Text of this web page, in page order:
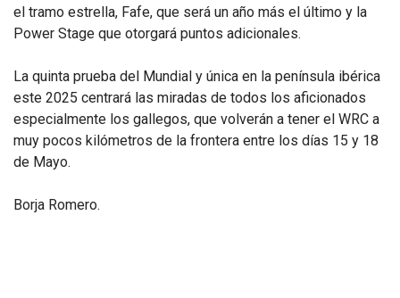
el tramo estrella, Fafe, que será un año más el último y la
Power Stage que otorgará puntos adicionales.
La quinta prueba del Mundial y única en la península ibérica
este 2025 centrará las miradas de todos los aficionados
especialmente los gallegos, que volverán a tener el WRC a
muy pocos kilómetros de la frontera entre los días 15 y 18
de Mayo.
Borja Romero.